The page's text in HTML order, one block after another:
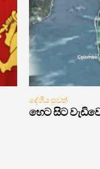
දේශීය පුවත්
හෙට සිට